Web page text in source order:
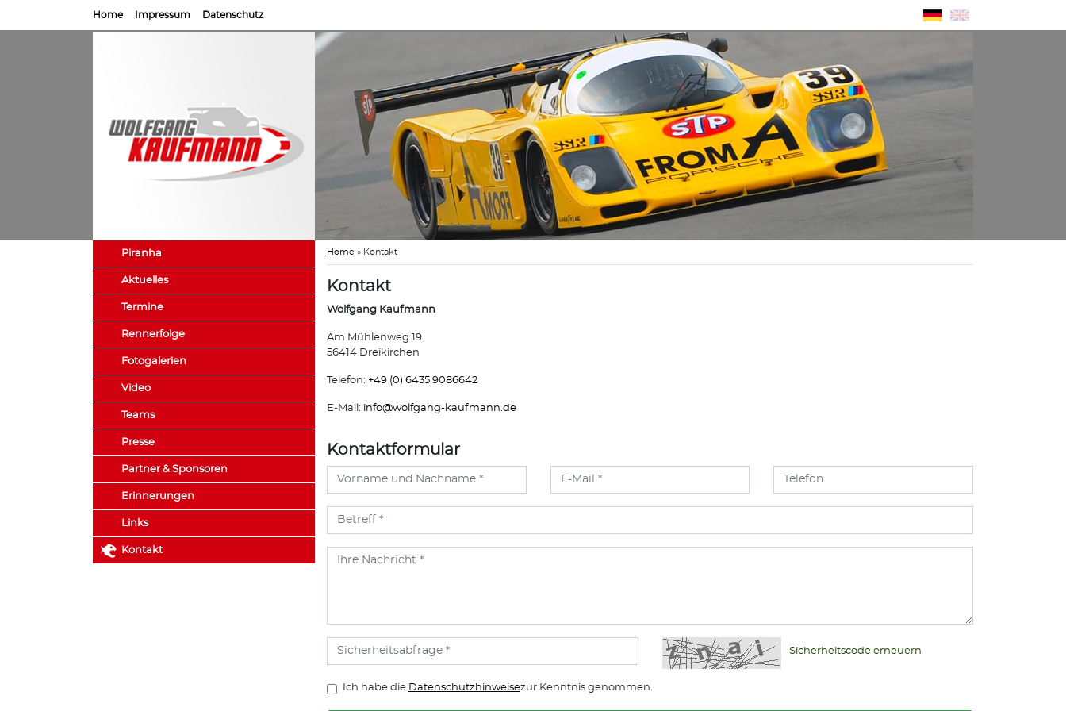
Home Impressum Datenschutz
Piranha
Aktuelles
Termine
Rennerfolge
Fotogalerien
Video
Teams
Presse
Partner & Sponsoren
Erinnerungen
Links
Kontakt
Home » Kontakt
Kontakt
Wolfgang Kaufmann
Am Mühlenweg 19
56414 Dreikirchen
Telefon: +49 (0) 6435 9086642
E-Mail: info@wolfgang-kaufmann.de
Kontaktformular
Sicherheitscode erneuern
Ich habe die Datenschutzhinweisezur Kenntnis genommen.